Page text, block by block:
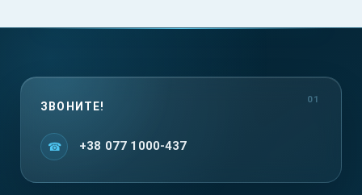
ЗВОНИТЕ!
+38 077 1000-437